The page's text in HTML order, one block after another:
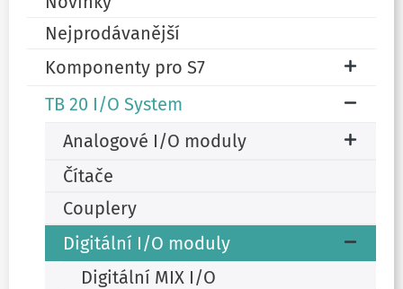
Nejprodávanější
Komponenty pro S7
TB 20 I/O System
Analogové I/O moduly
Čítače
Couplery
Digitální I/O moduly
Digitální MIX I/O